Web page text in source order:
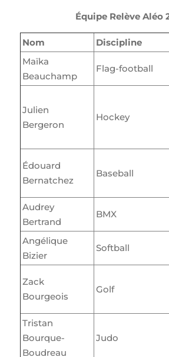
Équipe Relève Aléo
Nom Discipline
Maïka
Beauchamp
Flag-football
Julien
Bergeron
Hockey
Édouard
Bernatchez
Baseball
Audrey
Bertrand
BMX
Angélique
Bizier
Softball
Zack
Bourgeois
Golf
Tristan
Bourque-
Boudreau
Judo